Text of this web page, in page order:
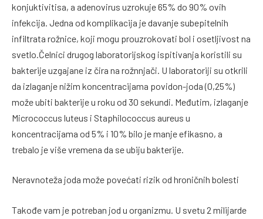
konjuktivitisa, a adenovirus uzrokuje 65% do 90% ovih
infekcija. Jedna od komplikacija je davanje subepitelnih
infiltrata rožnice, koji mogu prouzrokovati bol i osetljivost na
svetlo.Čelnici drugog laboratorijskog ispitivanja koristili su
bakterije uzgajane iz čira na rožnnjači. U laboratoriji su otkrili
da izlaganje nižim koncentracijama povidon-joda (0,25%)
može ubiti bakterije u roku od 30 sekundi. Međutim, izlaganje
Micrococcus luteus i Staphilococcus aureus u
koncentracijama od 5% i 10% bilo je manje efikasno, a
trebalo je više vremena da se ubiju bakterije.
Neravnoteža joda može povećati rizik od hroničnih bolesti
Takođe vam je potreban jod u organizmu. U svetu 2 milijarde